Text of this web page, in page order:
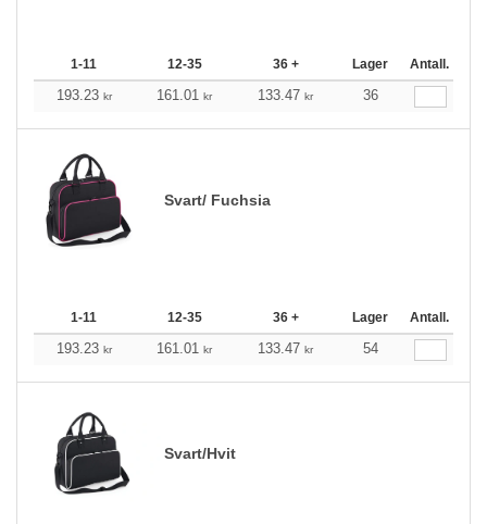
1-11 12-35 36 + Lager Antall.
193.23 kr 161.01 kr 133.47 kr 36
Svart/ Fuchsia
1-11 12-35 36 + Lager Antall.
193.23 kr 161.01 kr 133.47 kr 54
Svart/Hvit